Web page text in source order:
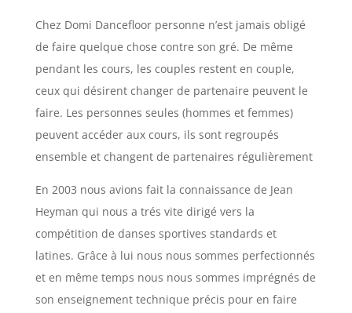
Chez Domi Dancefloor personne n’est jamais obligé
de faire quelque chose contre son gré. De même
pendant les cours, les couples restent en couple,
ceux qui désirent changer de partenaire peuvent le
faire. Les personnes seules (hommes et femmes)
peuvent accéder aux cours, ils sont regroupés
ensemble et changent de partenaires régulièrement
En 2003 nous avions fait la connaissance de Jean
Heyman qui nous a trés vite dirigé vers la
compétition de danses sportives standards et
latines. Grâce à lui nous nous sommes perfectionnés
et en même temps nous nous sommes imprégnés de
son enseignement technique précis pour en faire